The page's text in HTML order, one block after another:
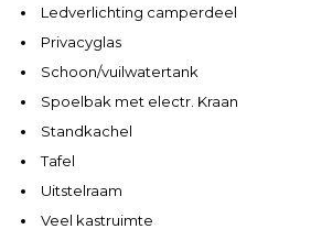
Ledverlichting camperdeel
Privacyglas
Schoon/vuilwatertank
Spoelbak met electr. Kraan
Standkachel
Tafel
Uitstelraam
Veel kastruimte